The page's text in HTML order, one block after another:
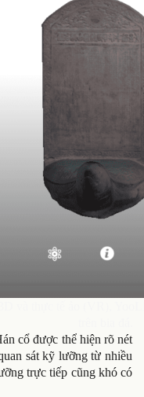
cổ được thể hiện rõ nét
sát kỹ lưỡng từ nhiều
trực tiếp cũng khó có